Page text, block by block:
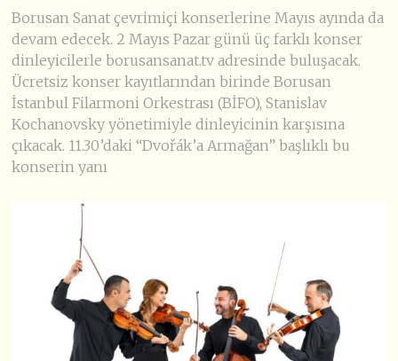
Borusan Sanat çevrimiçi konserlerine Mayıs ayında da
devam edecek. 2 Mayıs Pazar günü üç farklı konser
dinleyicilerle borusansanat.tv adresinde buluşacak.
Ücretsiz konser kayıtlarından birinde Borusan
İstanbul Filarmoni Orkestrası (BİFO), Stanislav
Kochanovsky yönetimiyle dinleyicinin karşısına
çıkacak. 11.30’daki “Dvořák’a Armağan” başlıklı bu
konserin yanı